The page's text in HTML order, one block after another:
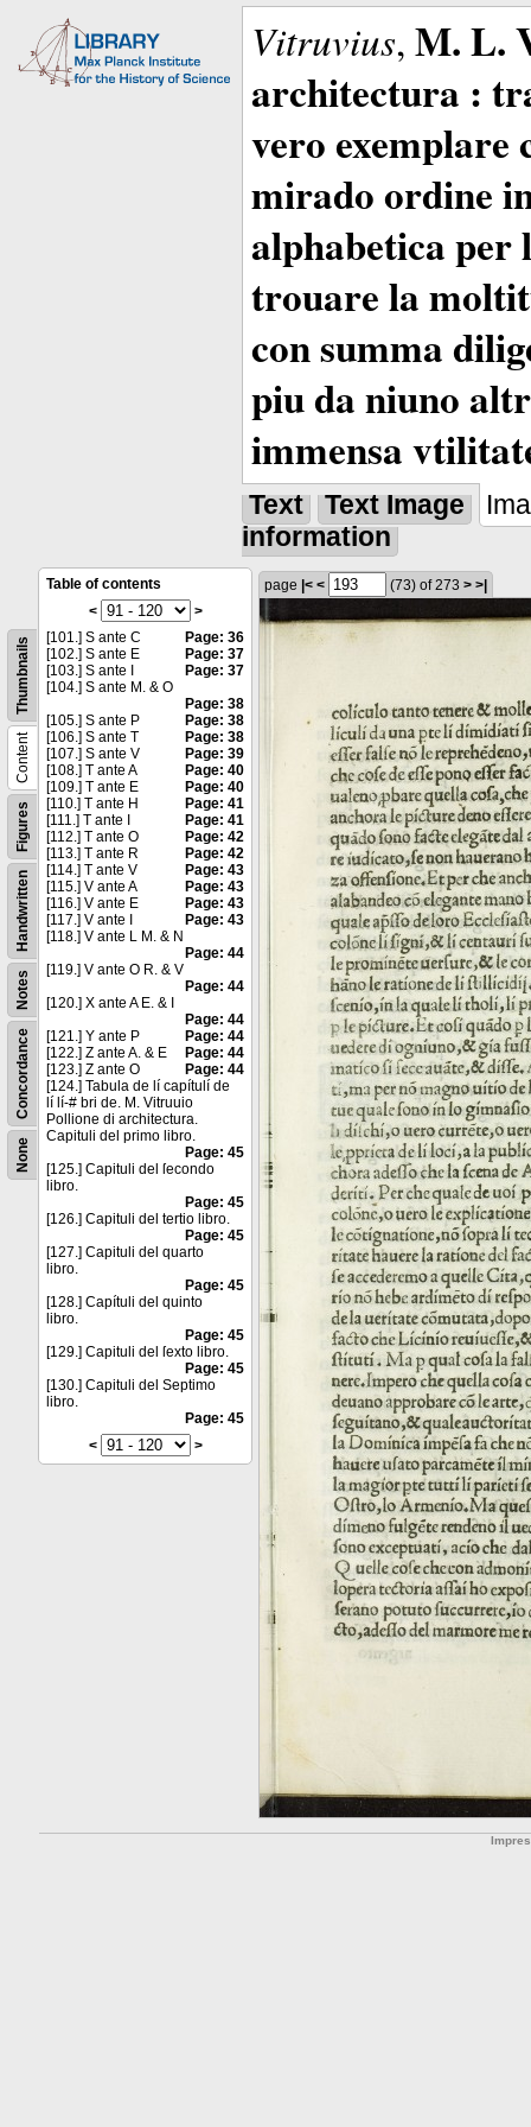
Vitruvius, M. L.
architectura :
vero exemplare
mirado ordine
alphabetica per
trouare la
con summa
piu da niuno
immensa
Text Text Image
information
None
Concordance
Notes
Handwritten
Figures
Content
Thumbnails
Table of contents
<
>
[101.] S ante C
Page: 36
[102.] S ante E
Page: 37
[103.] S ante I
Page: 37
[104.] S ante M. & O
Page: 38
[105.] S ante P
Page: 38
[106.] S ante T
Page: 38
[107.] S ante V
Page: 39
[108.] T ante A
Page: 40
[109.] T ante E
Page: 40
[110.] T ante H
Page: 41
[111.] T ante I
Page: 41
[112.] T ante O
Page: 42
[113.] T ante R
Page: 42
[114.] T ante V
Page: 43
[115.] V ante A
Page: 43
[116.] V ante E
Page: 43
[117.] V ante I
Page: 43
[118.] V ante L M. & N
Page: 44
[119.] V ante O R. & V
Page: 44
[120.] X ante A E. & I
Page: 44
[121.] Y ante P
Page: 44
[122.] Z ante A. & E
Page: 44
[123.] Z ante O
Page: 44
[124.] Tabula de lí capítulí de
lí lí-# bri de. M. Vitruuio
Pollione di architectura.
Capituli del primo libro.
Page: 45
[125.] Capituli del ſecondo
libro.
Page: 45
[126.] Capituli del tertio libro.
Page: 45
[127.] Capituli del quarto
libro.
Page: 45
[128.] Capítuli del quinto
libro.
Page: 45
[129.] Capituli del ſexto libro.
Page: 45
[130.] Capituli del Septimo
libro.
Page: 45
<
>
page |< < (73) of 273 > >|